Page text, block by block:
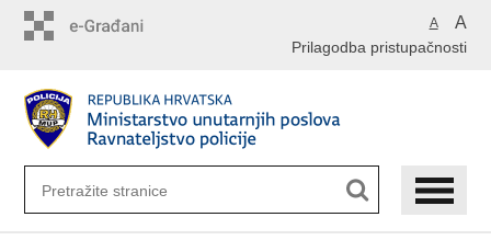
A A
Prilagodba pristupačnosti